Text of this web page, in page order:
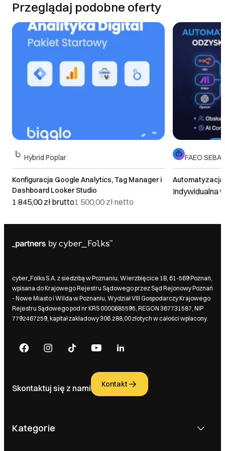
DOWIEDZ SIĘ WIĘCEJ
Przeglądaj podobne oferty
Hybrid Poplar
Konfiguracja Google Analytics, Tag Manager i
Dashboard Looker Studio
1 845,00 zł brutto1 500,00 zł netto
FAEO
Automatyzacja
Indywidualna
cyber_Folks S.A. z siedzibą w Poznaniu, Wierzbięcice 1B, 61-569 Poznań,
wpisana do Krajowego Rejestru Sądowego przez Sąd Rejonowy Poznań
- Nowe Miasto i Wilda w Poznaniu, Wydział VIII Gospodarczy Krajowego
Rejestru Sądowego pod nr KRS 0000685595, REGON 367731587, NIP
7792467259, kapitał zakładowy 306.288,00 złotych w całości wpłacony.
Skontaktuj się z nami Kontakt
Kategorie